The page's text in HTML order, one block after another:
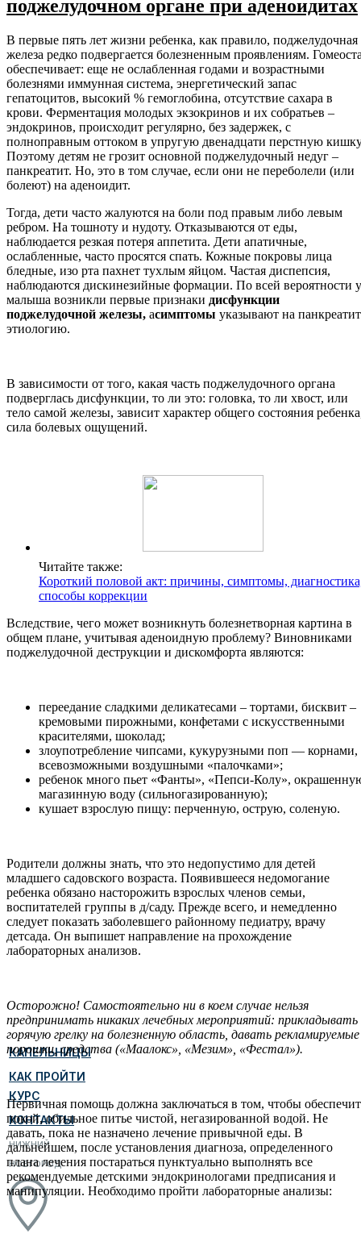
КАПЕЛЬНИЦЫ
КАК ПРОЙТИ
КУРС
КОНТАКТЫ
НИЖНИЙ
НОВГОРОД
поджелудочном органе при аденоидитах
В первые пять лет жизни ребенка, как правило, поджелудочная
железа редко подвергается болезненным проявлениям.
обеспечивает: еще не ослабленная годами и возрастными
болезнями иммунная система, энергетический запас
гепатоцитов, высокий % гемоглобина, отсутствие сахара в
крови. Ферментация молодых экзокринов и их собратьев –
эндокринов, происходит регулярно, без задержек, с
полноправным оттоком в упругую двенадцати перстную
Поэтому детям не грозит основной поджелудочный недуг –
панкреатит. Но, это в том случае, если они не переболели (или
болеют) на аденоидит.
Тогда, дети часто жалуются на боли под правым либо левым
ребром. На тошноту и нудоту. Отказываются от еды,
наблюдается резкая потеря аппетита. Дети апатичные,
ослабленные, часто просятся спать. Кожные покровы лица
бледные, изо рта пахнет тухлым яйцом. Частая диспепсия,
наблюдаются дискинезийные формации. По всей вероятности у
малыша возникли первые признаки дисфункции
поджелудочной железы, асимптомы указывают на панкреатит
этиологию.
В зависимости от того, какая часть поджелудочного органа
подверглась дисфункции, то ли это: головка, то ли хвост, или
тело самой железы, зависит характер общего состояния
сила болевых ощущений.
Читайте также:
Короткий половой акт: причины, симптомы,
способы коррекции
Вследствие, чего может возникнуть болезнетворная картина в
общем плане, учитывая аденоидную проблему? Виновниками
поджелудочной деструкции и дискомфорта являются:
переедание сладкими деликатесами – тортами, бисквит –
кремовыми пирожными, конфетами с искусственными
красителями, шоколад;
злоупотребление чипсами, кукурузными поп — корнами,
всевозможными воздушными «палочками»;
ребенок много пьет «Фанты», «Пепси-Колу»,
магазинную воду (сильногазированную);
кушает взрослую пищу: перченную, острую, соленую.
Родители должны знать, что это недопустимо для детей
младшего садовского возраста. Появившееся недомогание
ребенка обязано насторожить взрослых членов семьи,
воспитателей группы в д/саду. Прежде всего, и немедленно
следует показать заболевшего районному педиатру, врачу
детсада. Он выпишет направление на прохождение
лабораторных анализов.
Осторожно! Самостоятельно ни в коем случае нельзя
предпринимать никаких лечебных мероприятий: прикладывать
горячую грелку на болезненную область, давать рекламируемые
порошки, средства («Маалокс», «Мезим», «Фестал»).
Первичная помощь должна заключаться в том, чтобы
покой, обильное питье чистой, негазированной водой. Не
давать, пока не назначено лечение привычной еды. В
дальнейшем, после установления диагноза, определенного
плана лечения постараться пунктуально выполнять все
рекомендуемые детскими эндокринологами предписания и
манипуляции. Необходимо пройти лабораторные анализы: